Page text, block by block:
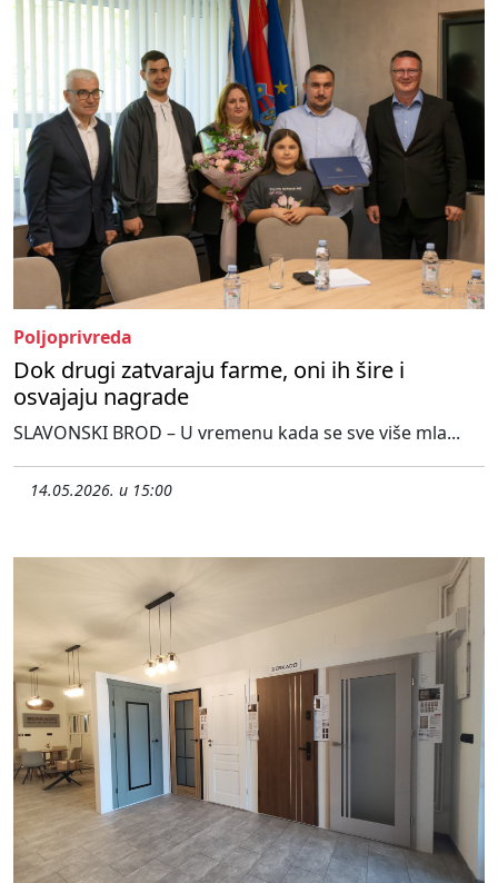
Poljoprivreda
Dok drugi zatvaraju farme, oni ih šire i
osvajaju nagrade
SLAVONSKI BROD – U vremenu kada se sve više mla...
14.05.2026. u 15:00